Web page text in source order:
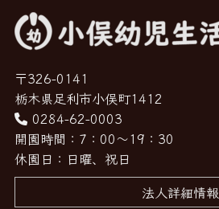
〒326-0141
栃木県足利市小俣町1412
0284-62-0003
開園時間：7：00～19：30
休園日：日曜、祝日
法人詳細情報